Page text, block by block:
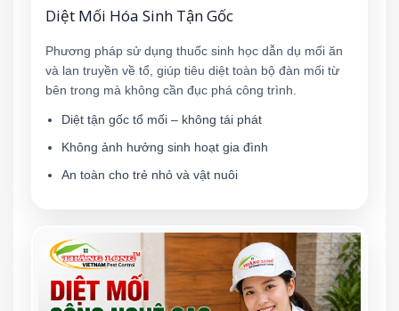
Diệt Mối Hóa Sinh Tận Gốc
Phương pháp sử dụng thuốc sinh học dẫn dụ mối ăn
và lan truyền về tổ, giúp tiêu diệt toàn bộ đàn mối từ
bên trong mà không cần đục phá công trình.
Diệt tận gốc tổ mối – không tái phát
Không ảnh hưởng sinh hoạt gia đình
An toàn cho trẻ nhỏ và vật nuôi